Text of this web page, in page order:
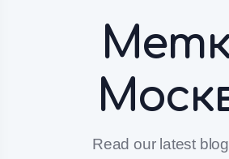
Read our latest